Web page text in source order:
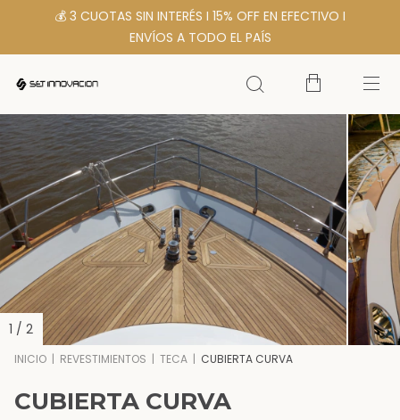
💰 3 CUOTAS SIN INTERÉS I 15% OFF EN EFECTIVO I
ENVÍOS A TODO EL PAÍS
1 / 2
INICIO REVESTIMIENTOS TECA CUBIERTA CURVA
CUBIERTA CURVA